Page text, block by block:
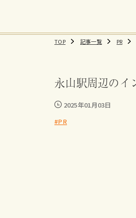
TOP 記事一覧 PR
永山駅周辺のイ
2025年01月03日
#PR